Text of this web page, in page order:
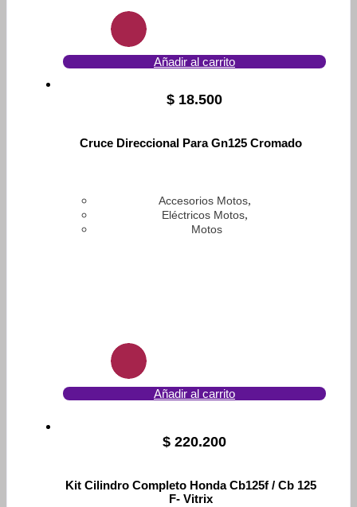
Añadir al carrito
$ 18.500
Cruce Direccional Para Gn125 Cromado
Accesorios Motos,
Eléctricos Motos,
Motos
Añadir al carrito
$ 220.200
Kit Cilindro Completo Honda Cb125f / Cb 125
F- Vitrix